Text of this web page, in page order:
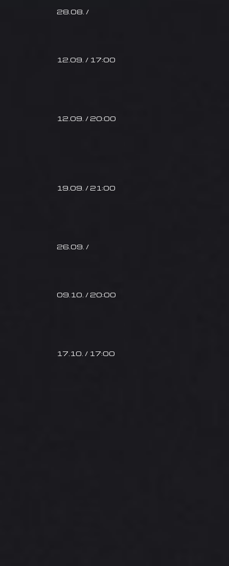
28.08. /
12.09. / 17:00
12.09. / 20:00
19.09. / 21:00
26.09. /
09.10. / 20:00
17.10. / 17:00